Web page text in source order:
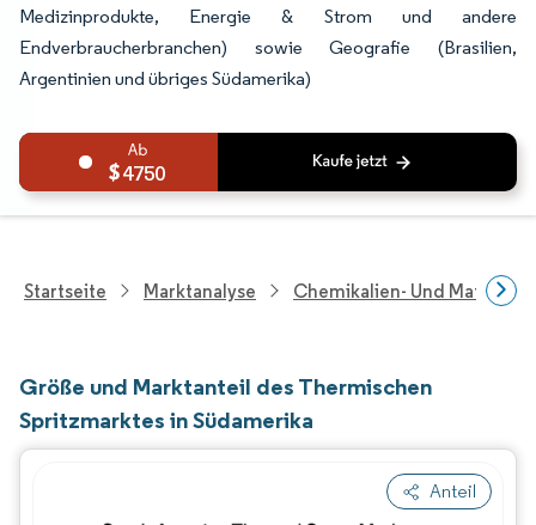
Medizinprodukte, Energie & Strom und andere
Endverbraucherbranchen) sowie Geografie (Brasilien,
Argentinien und übriges Südamerika)
4750
Startseite Marktanalyse Chemikalien- Und
Größe und Marktanteil des Thermischen
Spritzmarktes in Südamerika
Anteil